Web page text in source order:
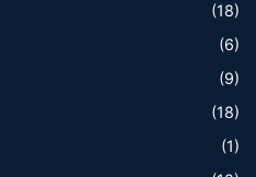
(18)
(6)
(9)
(18)
(1)